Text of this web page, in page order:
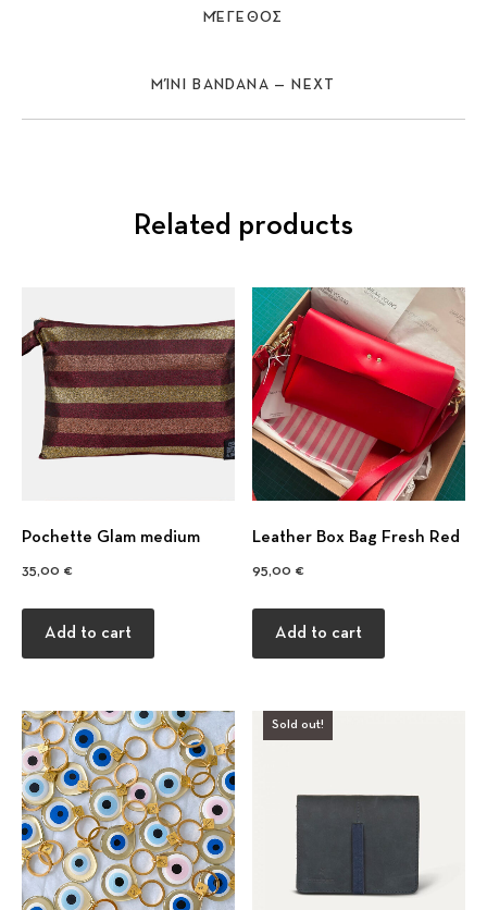
ΜΈΓΕΘΟΣ
ΜΊΝΙ BANDANA — NEXT
Related products
Pochette Glam medium
35,00 €
Add to cart
Leather Box Bag Fresh Red
95,00 €
Add to cart
Sold out!
Previous